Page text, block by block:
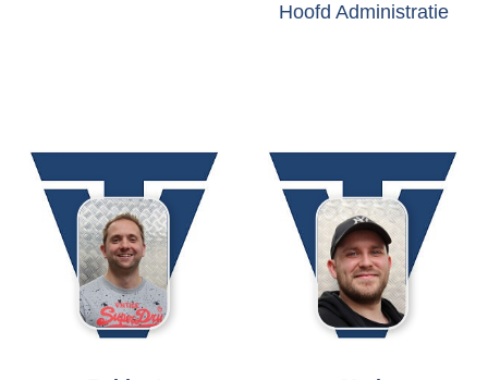
Hoofd Administratie